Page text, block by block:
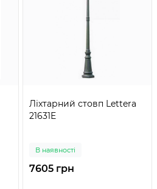
Ліхтарний стовп Lettera
21631E
В наявності
7605 грн